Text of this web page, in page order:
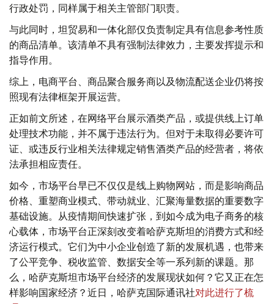
行政处罚，同样属于相关主管部门职责。
与此同时，坦贸易和一体化部仅负责制定具有信息参考性质
的商品清单。该清单不具有强制法律效力，主要发挥提示和
指导作用。
综上，电商平台、商品聚合服务商以及物流配送企业仍将按
照现有法律框架开展运营。
正如前文所述，在网络平台展示酒类产品，或提供线上订单
处理技术功能，并不属于违法行为。但对于未取得必要许可
证、或违反行业相关法律规定销售酒类产品的经营者，将依
法承担相应责任。
如今，市场平台早已不仅仅是线上购物网站，而是影响商品
价格、重塑商业模式、带动就业、汇聚海量数据的重要数字
基础设施。从疫情期间快速扩张，到如今成为电子商务的核
心载体，市场平台正深刻改变着哈萨克斯坦的消费方式和经
济运行模式。它们为中小企业创造了新的发展机遇，也带来
了公平竞争、税收监管、数据安全等一系列新的课题。那
么，哈萨克斯坦市场平台经济的发展现状如何？它又正在怎
样影响国家经济？近日，哈萨克国际通讯社对此进行了梳